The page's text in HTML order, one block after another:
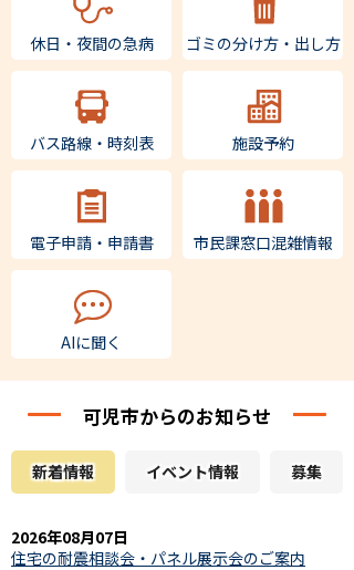
休日・夜間の急病 ゴミの分け方・出し方
バス路線・時刻表 施設予約
電子申請・申請書 市民課窓口混雑情報
AIに聞く
可児市からのお知らせ
新着情報 イベント情報 募集
2026年08月07日
住宅の耐震相談会・パネル展示会のご案内